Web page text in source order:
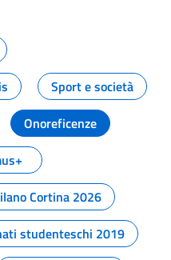
Sport e società
Onoreficenze
Cortina 2026
studenteschi 2019